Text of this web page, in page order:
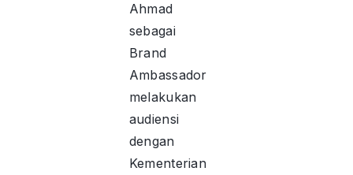
Ahmad
sebagai
Brand
Ambassador
melakukan
audiensi
dengan
Kementerian